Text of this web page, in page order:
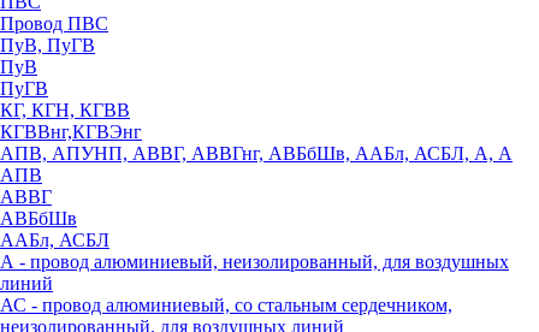
Провод ПВС
ПуВ, ПуГВ
ПуВ
ПуГВ
КГ, КГН, КГВВ
КГВВнг,КГВЭнг
АПВ, АПУНП, АВВГ, АВВГнг, АВБбШв, ААБл, АСБЛ, А, А
АПВ
АВВГ
АВБбШв
ААБл, АСБЛ
А - провод алюминиевый, неизолированный, для воздушных
линий
АС - провод алюминиевый, со стальным сердечником,
неизолированный, для воздушных линий